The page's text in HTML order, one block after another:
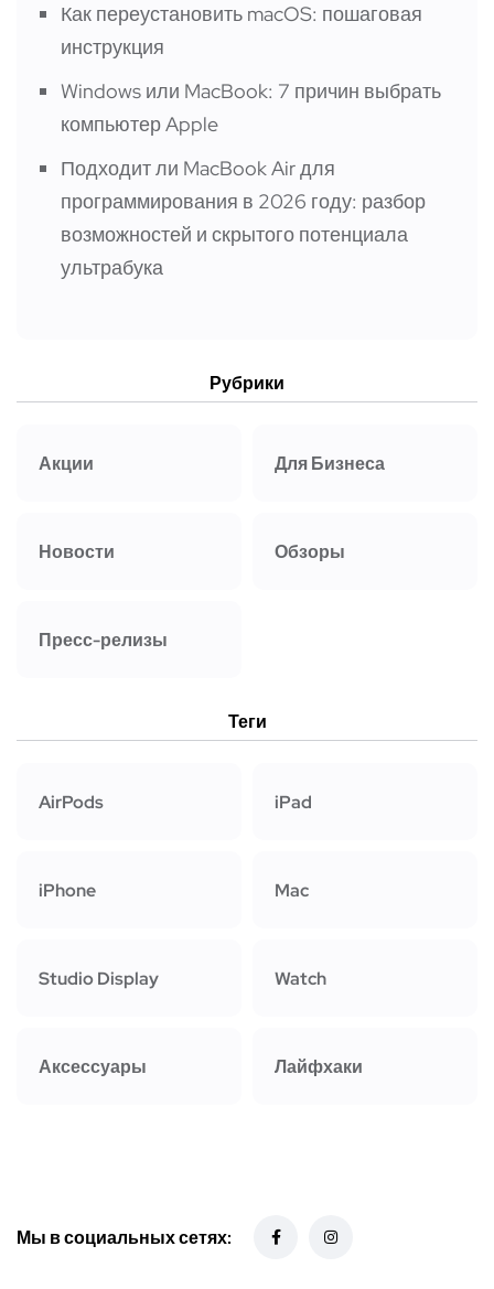
Как переустановить macOS: пошаговая
инструкция
Windows или MacBook: 7 причин выбрать
компьютер Apple
Подходит ли MacBook Air для
программирования в 2026 году: разбор
возможностей и скрытого потенциала
ультрабука
Рубрики
Акции Для Бизнеса
Новости Обзоры
Пресс-релизы
Теги
AirPods iPad
iPhone Mac
Studio Display Watch
Аксессуары Лайфхаки
Мы в социальных сетях: